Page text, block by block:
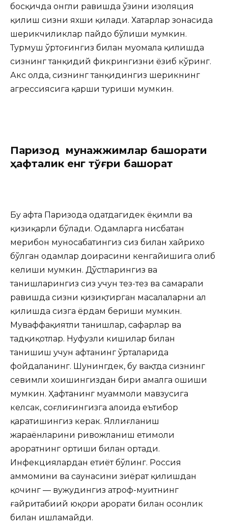
босқичда онгли равишда ўзини изоляция
қилиш сизни яхши қилади. Хатарлар зонасида
шерикчиликлар пайдо бўлиши мумкин.
Турмуш ўртоғингиз билан муомала қилишда
сизнинг танқидий фикрингизни ёзиб кўринг.
Акс ҳолда, сизнинг танқидингиз шерикнинг
агрессиясига қарши туриши мумкин.
Паризод мунажжимлар башорати
ҳафталик енг тўғри башорат
Бу ҳафта Паризода одатдагидек ёқимли ва
қизиқарли бўлади. Одамларга нисбатан
меҳрибон муносабатингиз сиз билан хайрихоҳ
бўлган одамлар доирасини кенгайишига олиб
келиши мумкин. Дўстларингиз ва
танишларингиз сиз учун тез-тез ва самарали
равишда сизни қизиқтирган масалаларни ҳал
қилишда сизга ёрдам бериши мумкин.
Муваффақиятли танишлар, сафарлар ва
тадқиқотлар. Нуфузли кишилар билан
танишиш учун ҳафтанинг ўрталарида
фойдаланинг. Шунингдек, бу вақтда сизнинг
севимли хоҳишингиздан бири амалга ошиши
мумкин. Ҳафтанинг муаммоли мавзусига
келсак, соғлиғингизга алоҳида еътибор
қаратишингиз керак. Яллиғланиш
жараёнларини ривожланиш еҳтимоли
ҳароратнинг ортиши билан ортади.
Инфекциялардан еҳтиёт бўлинг. Россия
ҳаммомини ва саунасини зиёрат қилишдан
қочинг — вужудингиз атроф-муҳитнинг
ғайритабиий юқори ҳарорати билан осонлик
билан ишламайди.